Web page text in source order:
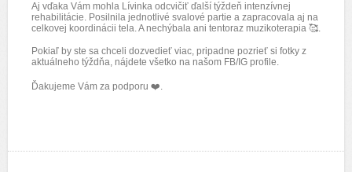
Aj vďaka Vám mohla Lívinka odcvičiť ďalší týždeň intenzívnej
rehabilitácie. Posilnila jednotlivé svalové partie a zapracovala aj na
celkovej koordinácii tela. A nechýbala ani tentoraz muzikoterapia 🥰.
Pokiaľ by ste sa chceli dozvedieť viac, pripadne pozrieť si fotky z
aktuálneho týždňa, nájdete všetko na našom FB/IG profile.
Ďakujeme Vám za podporu ❤️.